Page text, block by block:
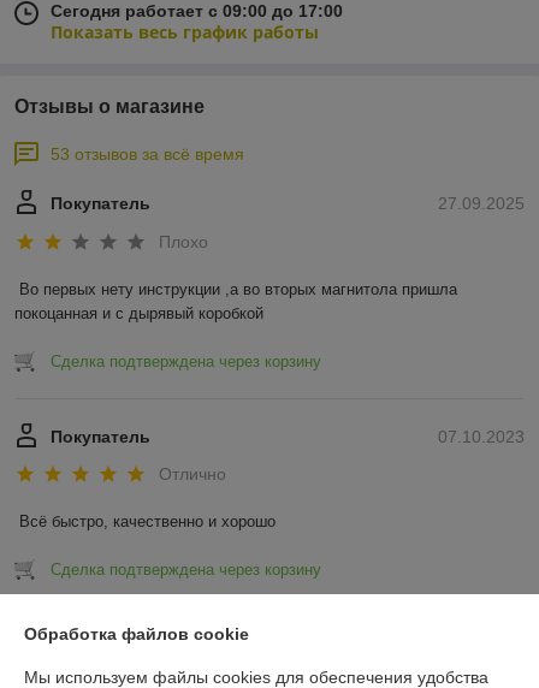
Сегодня работает с 09:00 до 17:00
Показать весь график работы
Отзывы о магазине
53 отзывов за всё время
27.09.2025
Покупатель
Плохо
Во первых нету инструкции ,а во вторых магнитола пришла
покоцанная и с дырявый коробкой
Сделка подтверждена через корзину
07.10.2023
Покупатель
Отлично
Всё быстро, качественно и хорошо
Сделка подтверждена через корзину
Показать все отзывы
Обработка файлов cookie
Мы используем файлы cookies для обеспечения удобства